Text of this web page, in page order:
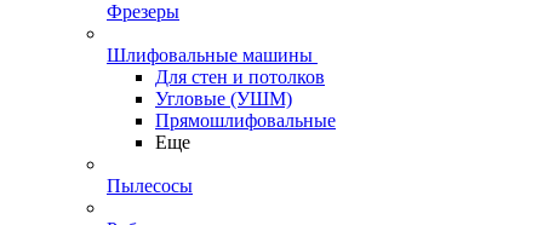
Фрезеры
Шлифовальные машины
Для стен и потолков
Угловые (УШМ)
Прямошлифовальные
Еще
Пылесосы